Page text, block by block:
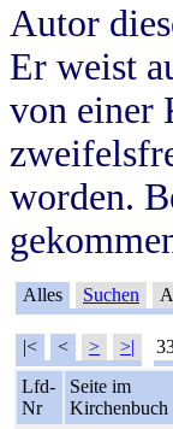
Autor
Er weist
von einer
worden.
Alles Suchen
|< < > >|
Lfd-
Nr
Seite im
Kirchenbuch